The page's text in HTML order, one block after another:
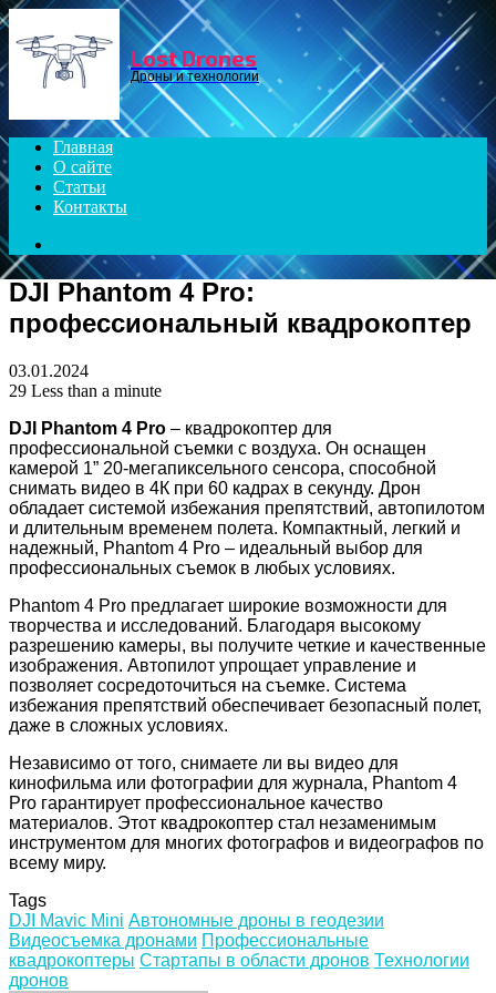
Menu
Lost Drones
Дроны и технологии
Главная
О сайте
Статьи
Контакты
DJI Phantom 4 Pro:
профессиональный квадрокоптер
03.01.2024
29 Less than a minute
DJI Phantom 4 Pro – квадрокоптер для
профессиональной съемки с воздуха. Он оснащен
камерой 1” 20-мегапиксельного сенсора, способной
снимать видео в 4К при 60 кадрах в секунду. Дрон
обладает системой избежания препятствий, автопилотом
и длительным временем полета. Компактный, легкий и
надежный, Phantom 4 Pro – идеальный выбор для
профессиональных съемок в любых условиях.
Phantom 4 Pro предлагает широкие возможности для
творчества и исследований. Благодаря высокому
разрешению камеры, вы получите четкие и качественные
изображения. Автопилот упрощает управление и
позволяет сосредоточиться на съемке. Система
избежания препятствий обеспечивает безопасный полет,
даже в сложных условиях.
Независимо от того, снимаете ли вы видео для
кинофильма или фотографии для журнала, Phantom 4
Pro гарантирует профессиональное качество
материалов. Этот квадрокоптер стал незаменимым
инструментом для многих фотографов и видеографов по
всему миру.
Tags
DJI Mavic Mini Автономные дроны в геодезии
Видеосъемка дронами Профессиональные
квадрокоптеры Стартапы в области дронов Технологии
дронов